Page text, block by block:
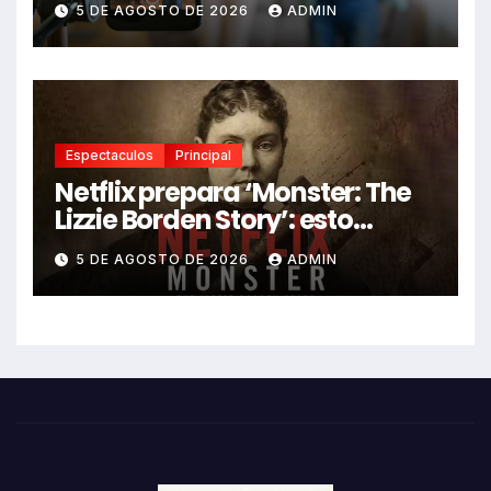
los videos virales
5 DE AGOSTO DE 2026 ADMIN
Espectaculos Principal
Netflix prepara ‘Monster: The
Lizzie Borden Story’: esto
sabemos
5 DE AGOSTO DE 2026 ADMIN